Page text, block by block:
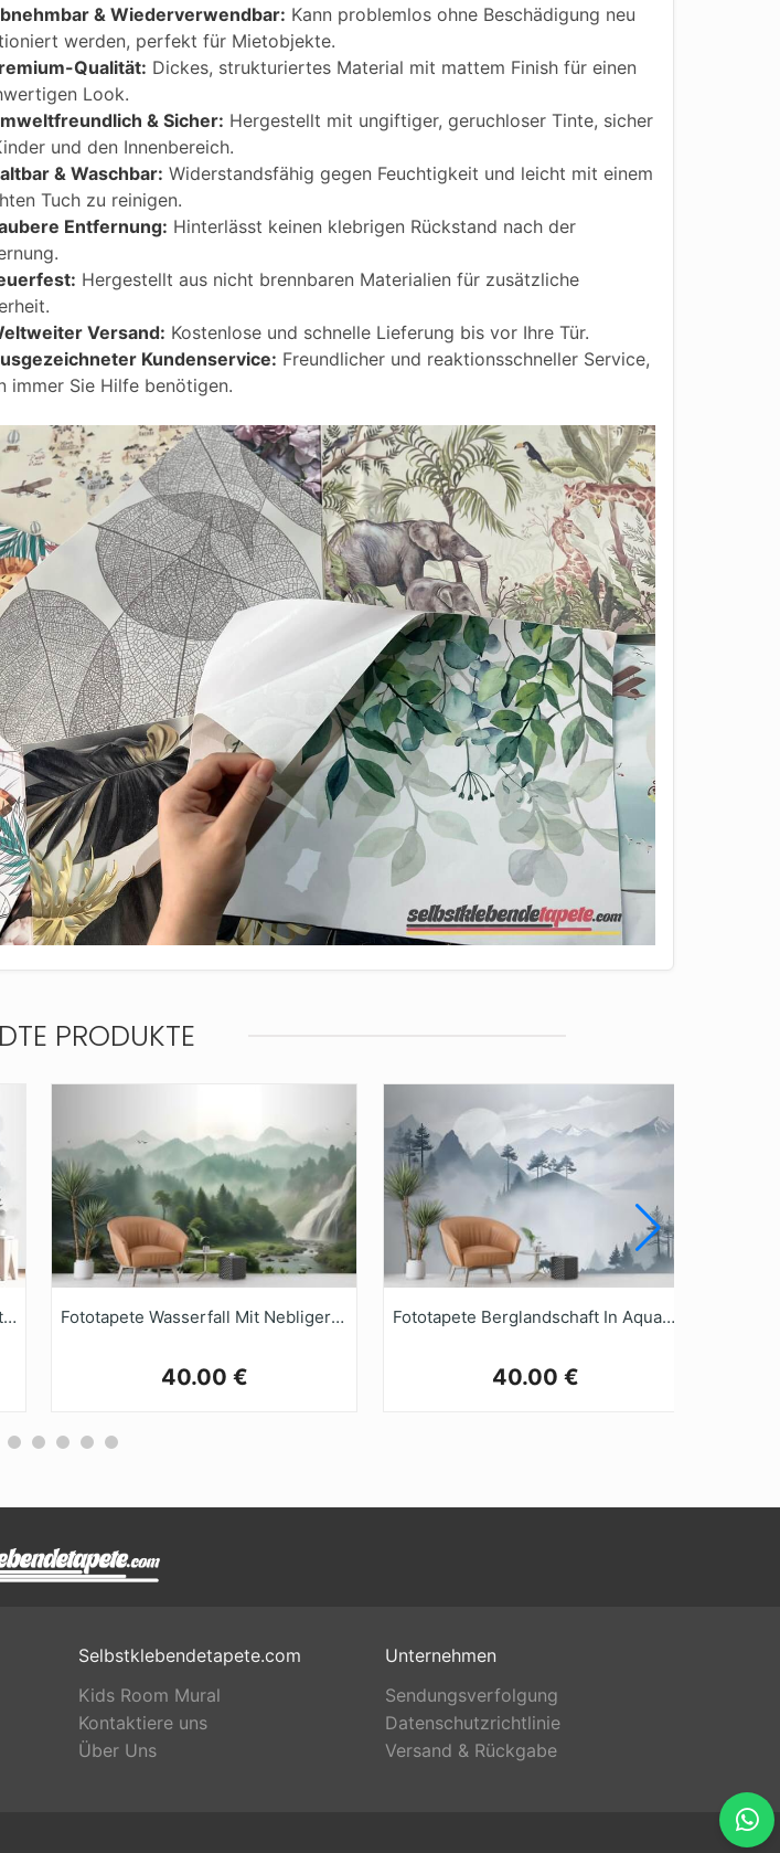
& Wiederverwendbar: Kann problemlos ohne Beschädigung neu
werden, perfekt für Mietobjekte.
Qualität: Dickes, strukturiertes Material mit mattem Finish für einen
Look.
& Sicher: Hergestellt mit ungiftiger, geruchloser Tinte, sicher
und den Innenbereich.
& Waschbar: Widerstandsfähig gegen Feuchtigkeit und leicht mit einem
Tuch zu reinigen.
Entfernung: Hinterlässt keinen klebrigen Rückstand nach der
Hergestellt aus nicht brennbaren Materialien für zusätzliche
Versand: Kostenlose und schnelle Lieferung bis vor Ihre Tür.
Kundenservice: Freundlicher und reaktionsschneller Service,
immer Sie Hilfe benötigen.
PRODUKTE
Fototapete Winterwald Mit Gehörntem Hirsch Fototapete Wasserfall Mit Nebliger Grüner Waldlandschaft
40.00 €
Fototapete Berglandschaft In Aquarell
40.00 €
Selbstklebendetapete.com
Kids Room Mural
Kontaktiere uns
Über Uns
Unternehmen
Sendungsverfolgung
Datenschutzrichtlinie
Versand & Rückgabe